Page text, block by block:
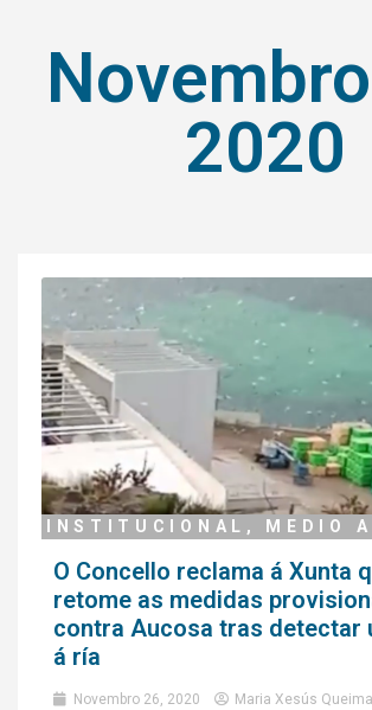
2020
INSTITUCIONAL , MEDIO
O Concello reclama á Xunta
retome as medidas
contra Aucosa tras detectar
á ría
Novembro 26, 2020
Maria Xesús